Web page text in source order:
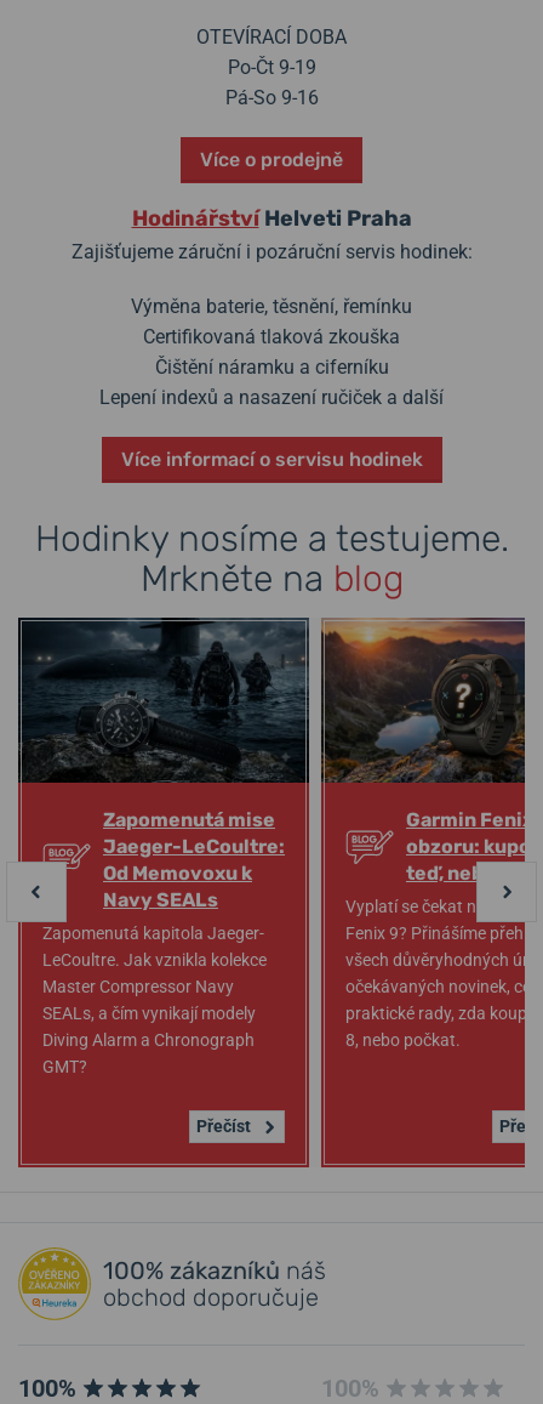
OTEVÍRACÍ DOBA
Po-Čt 9-19
Pá-So 9-16
Více o prodejně
HodinářstvíHelveti Praha
Zajišťujeme záruční i pozáruční servis hodinek:
Výměna baterie, těsnění, řemínku
Certifikovaná tlaková zkouška
Čištění náramku a ciferníku
Lepení indexů a nasazení ručiček a další
Více informací o servisu hodinek
Hodinky nosíme a testujeme.
Mrkněte na blog
Zapomenutá mise
Jaeger-LeCoultre:
Od Memovoxu k
Navy SEALs
Přečíst
Zapomenutá kapitola Jaeger-
LeCoultre. Jak vznikla kolekce
Master Compressor Navy
SEALs, a čím vynikají modely
Diving Alarm a Chronograph
GMT?
Garmin Fenix
obzoru:
teď, nebo
Vyplatí se čekat na
Fenix 9? Přinášíme
všech důvěryhodných
očekávaných novinek, cen
praktické rady, zda koupit
8, nebo počkat.
100% zákazníků náš
obchod doporučuje
100% 100%